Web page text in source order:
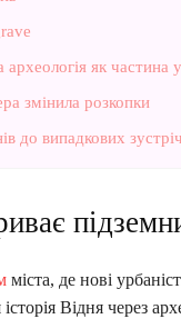
як частина
змінила розкопки
до випадкових
міста, де нові
Відня через